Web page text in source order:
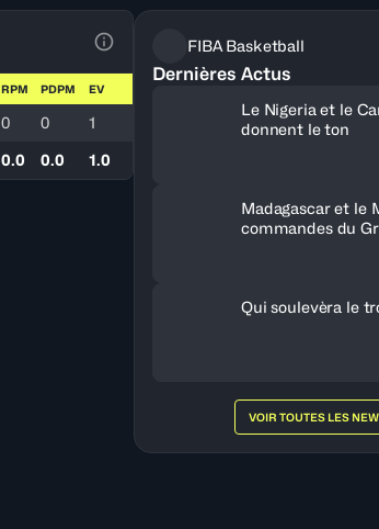
Voir la Légende du Tableau
RPM PDPM EV
0 0
1
0.0 0.0 1.0
FIBA Basketball
Dernières Actus
Le Nigeria et le
donnent le ton
Madagascar et le
commandes du
Qui soulevèra le
VOIR TOUTES LES